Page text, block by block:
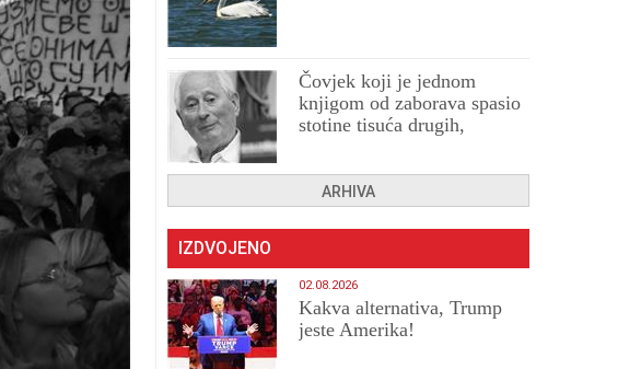
Čovjek koji je jednom
knjigom od zaborava spasio
stotine tisuća drugih,
ARHIVA
IZDVOJENO
02.08.2026
Kakva alternativa, Trump
jeste Amerika!